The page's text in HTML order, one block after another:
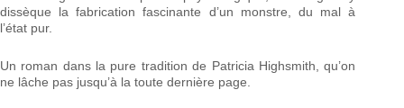
dissèque la fabrication fascinante d’un monstre, du mal à
l’état pur.
Un roman dans la pure tradition de Patricia Highsmith, qu’on
ne lâche pas jusqu’à la toute dernière page.